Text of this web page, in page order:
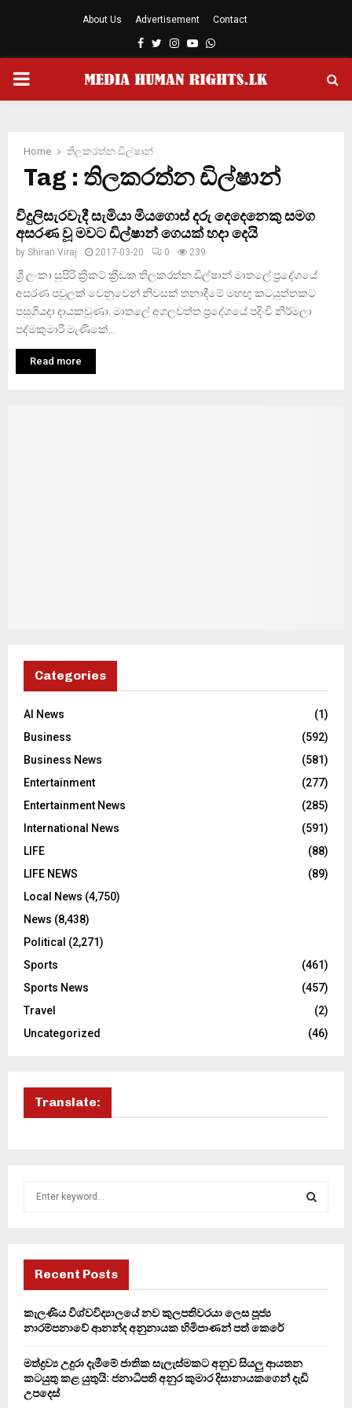
About Us Advertisement Contact
Facebook
TwitterInstagram
YoutubeWhatsapp
PRIMARY
Home තිලකරත්න ඩිල්ෂාන්
Tag : තිලකරත්න ඩිල්ෂාන්
විදුලිසැරවැදී සැමියා මියගොස් දරු දෙදෙනෙකු සමග
අසරණ වූ මවට ඩිල්ෂාන් ගෙයක් හදා දෙයි
by Shiran Viraj 2017-03-20 0 239
ශ්‍රී ලංකා සුපිරි ක්‍රිකට් ක්‍රීඩක තිලකරත්න ඩිල්ෂාන් මාතලේ ප්‍රදේශයේ
අසරණ පවුලක් වෙනුවෙන් නිවසක් තනාදීමේ මහඟු කටයුත්තකට
පසුගියදා දායකවුණා. මාතලේ අගලවත්ත ප‍්‍රදේශයේ පදිංචි නිර්මලා
පද්මකුමාරි මැණිකේ...
Read more
Categories
AI News
(1)
Business
(592)
Business News
(581)
Entertainment
(277)
Entertainment News
(285)
International News
(591)
LIFE
(88)
LIFE NEWS
(89)
Local News (4,750)
News (8,438)
Political (2,271)
Sports
(461)
Sports News
(457)
Travel
(2)
Uncategorized
(46)
Translate:
f
r
H
Recent Posts
කැලණිය විශ්වවිද්‍යාලයේ නව කුලපතිවරයා ලෙස පූජ්‍ය
නාරම්පනාවේ ආනන්ද අනුනායක හිමිපාණන් පත් කෙරේ
මත්ද්‍රව්‍ය උදුරා දැමීමේ ජාතික සැලැස්මකට අනුව සියලු ආයතන
කටයුතු කළ යුතුයි: ජනාධිපති අනුර කුමාර දිසානායකගෙන් දැඩි
උපදෙස්